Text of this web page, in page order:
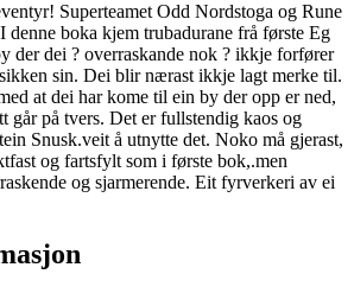
Superteamet Odd Nordstoga og Rune
boka kjem trubadurane frå første Eg
der dei ? overraskande nok ? ikkje forfører
sin. Dei blir nærast ikkje lagt merke til.
at dei har kome til ein by der opp er ned,
går på tvers. Det er fullstendig kaos og
Snusk.veit å utnytte det. Noko må gjerast,
og fartsfylt som i første bok,.men
og sjarmerende. Eit fyrverkeri av ei